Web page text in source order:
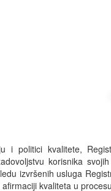
i politici kvalitete,
korisnika
izvršenih usluga
kvaliteta u